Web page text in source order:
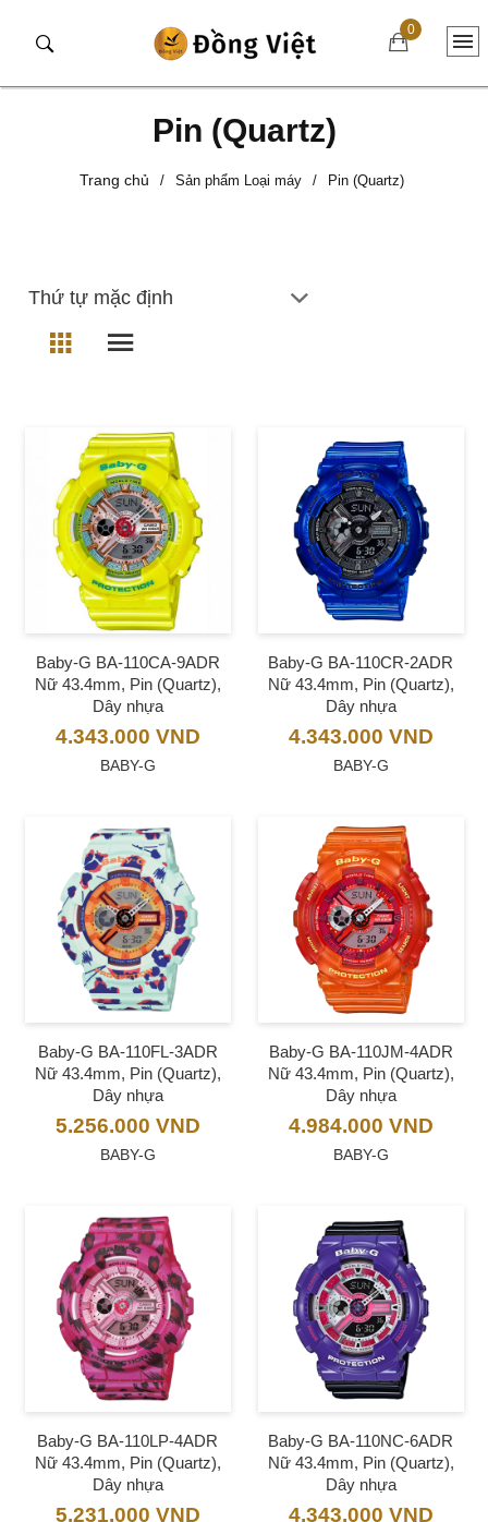
0
Pin (Quartz)
Trang chủ / Sản phẩm Loại máy / Pin (Quartz)
Baby-G BA-110CA-9ADR
Nữ 43.4mm, Pin (Quartz),
Dây nhựa
4.343.000 VND
BABY-G
Baby-G BA-110CR-2ADR
Nữ 43.4mm, Pin (Quartz),
Dây nhựa
4.343.000 VND
BABY-G
Baby-G BA-110FL-3ADR
Nữ 43.4mm, Pin (Quartz),
Dây nhựa
5.256.000 VND
BABY-G
Baby-G BA-110JM-4ADR
Nữ 43.4mm, Pin (Quartz),
Dây nhựa
4.984.000 VND
BABY-G
Baby-G BA-110LP-4ADR
Nữ 43.4mm, Pin (Quartz),
Dây nhựa
5.231.000 VND
Baby-G BA-110NC-6ADR
Nữ 43.4mm, Pin (Quartz),
Dây nhựa
4.343.000 VND